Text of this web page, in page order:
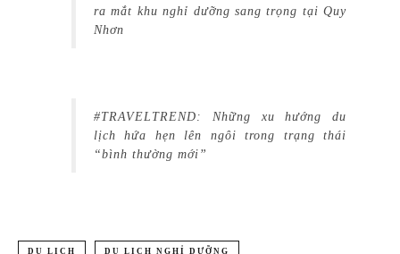
ra mắt khu nghỉ dưỡng sang trọng tại Quy
Nhơn
#TRAVELTREND: Những xu hướng du
lịch hứa hẹn lên ngôi trong trạng thái
“bình thường mới”
DU LỊCH DU LỊCH NGHỈ DƯỠNG